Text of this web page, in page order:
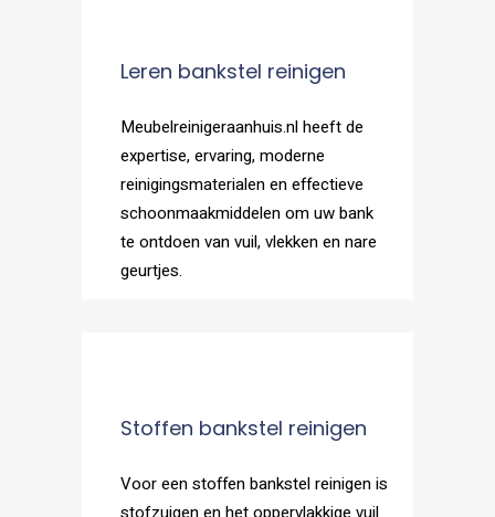
Leren bankstel reinigen
Meubelreinigeraanhuis.nl heeft de
expertise, ervaring, moderne
reinigingsmaterialen en effectieve
schoonmaakmiddelen om uw bank
te ontdoen van vuil, vlekken en nare
geurtjes.
Stoffen bankstel reinigen
Voor een stoffen bankstel reinigen is